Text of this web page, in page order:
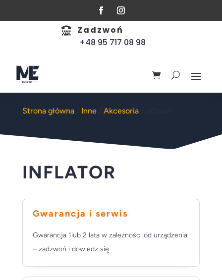

Zadzwoń
+48 95 717 08 98
Strona główna/ Inne/ Akcesoria/ Inflator
INFLATOR
Gwarancja i serwis
Gwarancja 1lub 2 lata w zależności od urządzenia
– zadzwoń i dowiedz się